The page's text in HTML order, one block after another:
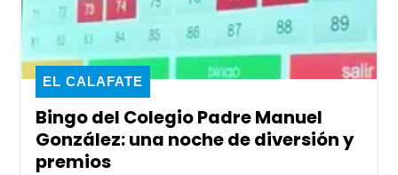
Bingo del Colegio Padre Manuel
González: una noche de diversión y
premios
EL CALAFATE